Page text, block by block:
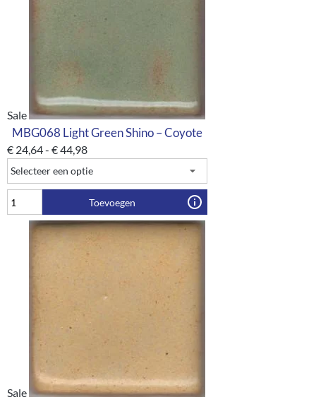
Sale
MBG068 Light Green Shino – Coyote
€ 24,64- €44,98
Toevoegen
Sale